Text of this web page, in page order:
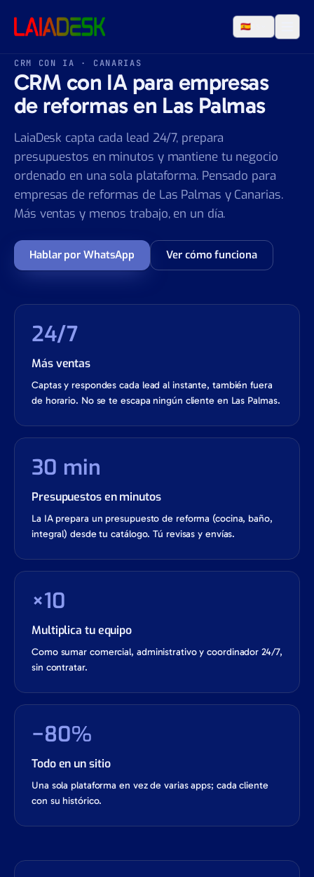
🇪🇸
CRM CON IA · CANARIAS
CRM con IA para empresas
de reformas en Las Palmas
LaiaDesk capta cada lead 24/7, prepara
presupuestos en minutos y mantiene tu negocio
ordenado en una sola plataforma. Pensado para
empresas de reformas de Las Palmas y Canarias.
Más ventas y menos trabajo, en un día.
Hablar por WhatsApp Ver cómo funciona
24/7
Más ventas
Captas y respondes cada lead al instante, también fuera
de horario. No se te escapa ningún cliente en Las Palmas.
30 min
Presupuestos en minutos
La IA prepara un presupuesto de reforma (cocina, baño,
integral) desde tu catálogo. Tú revisas y envías.
×10
Multiplica tu equipo
Como sumar comercial, administrativo y coordinador 24/7,
sin contratar.
−80%
Todo en un sitio
Una sola plataforma en vez de varias apps; cada cliente
con su histórico.